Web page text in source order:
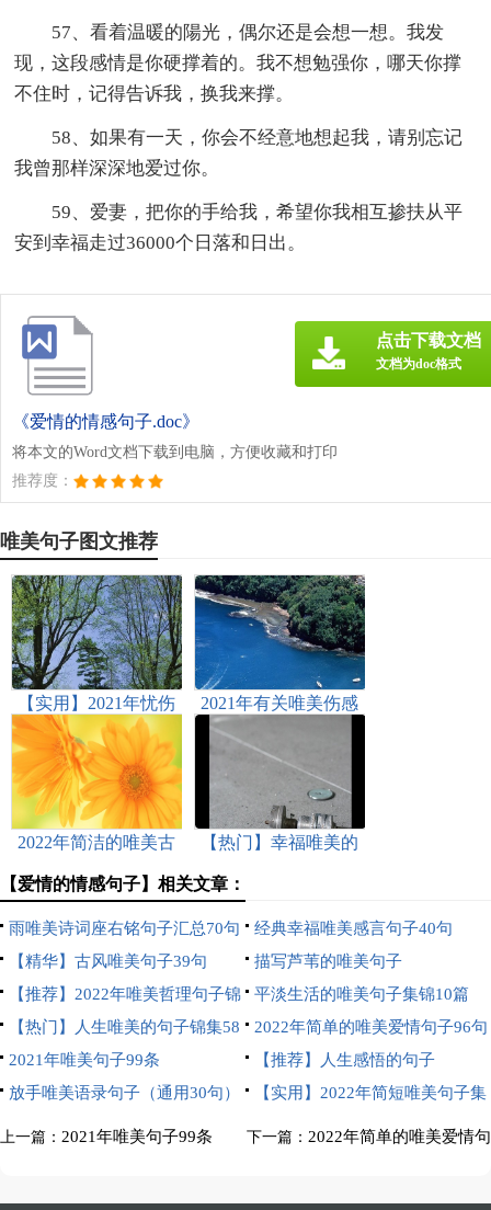
57、看着温暖的陽光，偶尔还是会想一想。我发
现，这段感情是你硬撑着的。我不想勉强你，哪天你撑
不住时，记得告诉我，换我来撑。
58、如果有一天，你会不经意地想起我，请别忘记
我曾那样深深地爱过你。
59、爱妻，把你的手给我，希望你我相互掺扶从平
安到幸福走过36000个日落和日出。
《爱情的情感句子.doc》
将本文的Word文档下载到电脑，方便收藏和打印
推荐度：
点击下载文档
文档为doc格式
唯美句子图文推荐
【实用】2021年忧伤
唯美句子46条
2021年有关唯美伤感
句子集合46条
2022年简洁的唯美古
【热门】幸福唯美的
【爱情的情感句子】相关文章：
雨唯美诗词座右铭句子汇总70句
经典幸福唯美感言句子40句
【精华】古风唯美句子39句
描写芦苇的唯美句子
【推荐】2022年唯美哲理句子锦
集38句
平淡生活的唯美句子集锦10篇
【热门】人生唯美的句子锦集58
句
2022年简单的唯美爱情句子96句
2021年唯美句子99条
【推荐】人生感悟的句子
放手唯美语录句子（通用30句）
【实用】2022年简短唯美句子集
上一篇： 2021年唯美句子99条 下一篇： 2022年简单的唯美爱情句